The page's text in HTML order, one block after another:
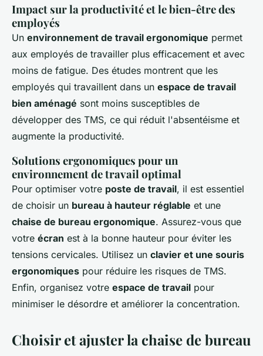
Impact sur la productivité et le bien-être des
employés
Un environnement de travail ergonomique permet
aux employés de travailler plus efficacement et avec
moins de fatigue. Des études montrent que les
employés qui travaillent dans un espace de travail
bien aménagé sont moins susceptibles de
développer des TMS, ce qui réduit l'absentéisme et
augmente la productivité.
Solutions ergonomiques pour un
environnement de travail optimal
Pour optimiser votre poste de travail, il est essentiel
de choisir un bureau à hauteur réglable et une
chaise de bureau ergonomique. Assurez-vous que
votre écran est à la bonne hauteur pour éviter les
tensions cervicales. Utilisez un clavier et une souris
ergonomiques pour réduire les risques de TMS.
Enfin, organisez votre espace de travail pour
minimiser le désordre et améliorer la concentration.
Choisir et ajuster la chaise de bureau